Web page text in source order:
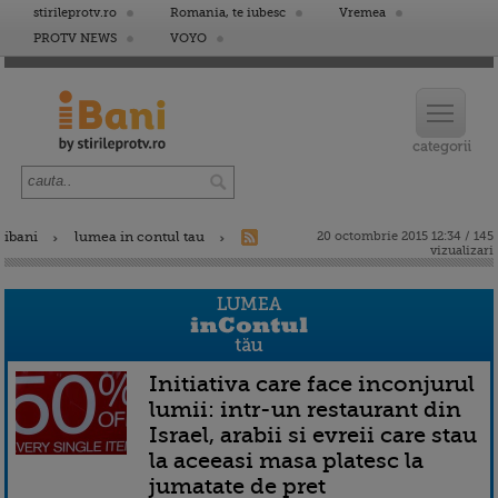
stirileprotv.ro Romania, te iubesc
Vremea
PROTV NEWS
VOYO
ibani lumea in contul tau
20 octombrie 2015 12:34 / 145
vizualizari
Initiativa care face inconjurul
lumii: intr-un restaurant din
Israel, arabii si evreii care stau
la aceeasi masa platesc la
jumatate de pret